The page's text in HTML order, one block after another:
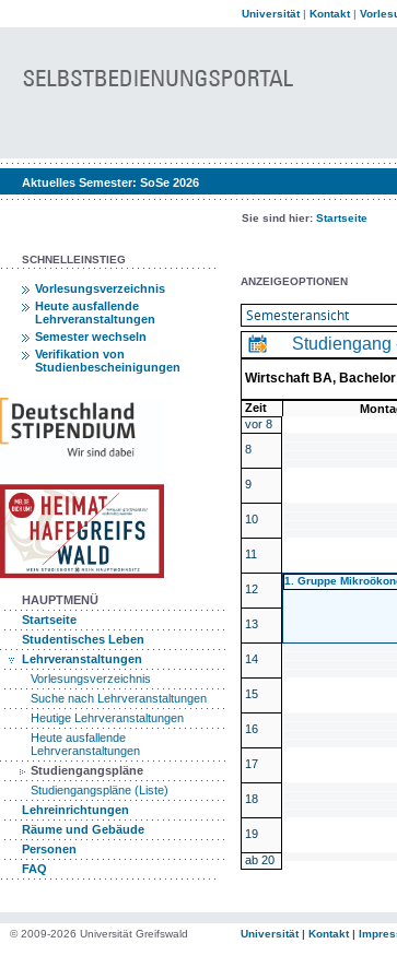
Universität| Kontakt|
Aktuelles Semester: SoSe 2026
Sie sind hier: Startseite
SCHNELLEINSTIEG
Vorlesungsverzeichnis
Heute ausfallende
Lehrveranstaltungen
Semester wechseln
Verifikation von
Studienbescheinigungen
HAUPTMENÜ
Startseite
Studentisches Leben
Lehrveranstaltungen
Vorlesungsverzeichnis
Suche nach Lehrveranstaltungen
Heutige Lehrveranstaltungen
Heute ausfallende
Lehrveranstaltungen
Studiengangspläne
Studiengangspläne (Liste)
Lehreinrichtungen
Räume und Gebäude
Personen
FAQ
ANZEIGEOPTIONEN
Studiengang
Wirtschaft BA,
Zeit
vor 8
8
9
10
11
12
1. Gruppe
13
14
15
16
17
18
19
ab 20
© 2009-2026 Universität Greifswald Universität| Kontakt|